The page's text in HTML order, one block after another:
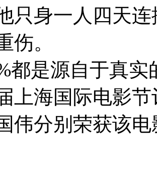
只身一人四天
伤。
都是源自于真
上海国际电影
伟分别荣获该